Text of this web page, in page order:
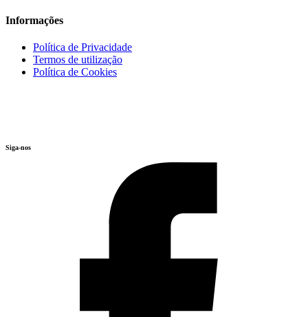
Informações
Política de Privacidade
Termos de utilização
Política de Cookies
Siga-nos